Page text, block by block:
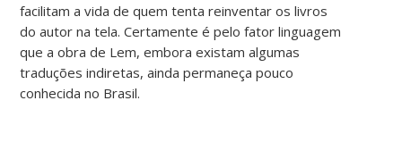
facilitam a vida de quem tenta reinventar os livros
do autor na tela. Certamente é pelo fator linguagem
que a obra de Lem, embora existam algumas
traduções indiretas, ainda permaneça pouco
conhecida no Brasil.